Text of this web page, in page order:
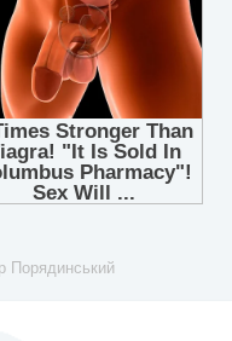
Порядинський